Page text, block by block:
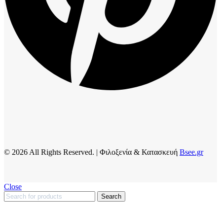
© 2026 All Rights Reserved. | Φιλοξενία & Κατασκευή Bsee.gr
Close
Search